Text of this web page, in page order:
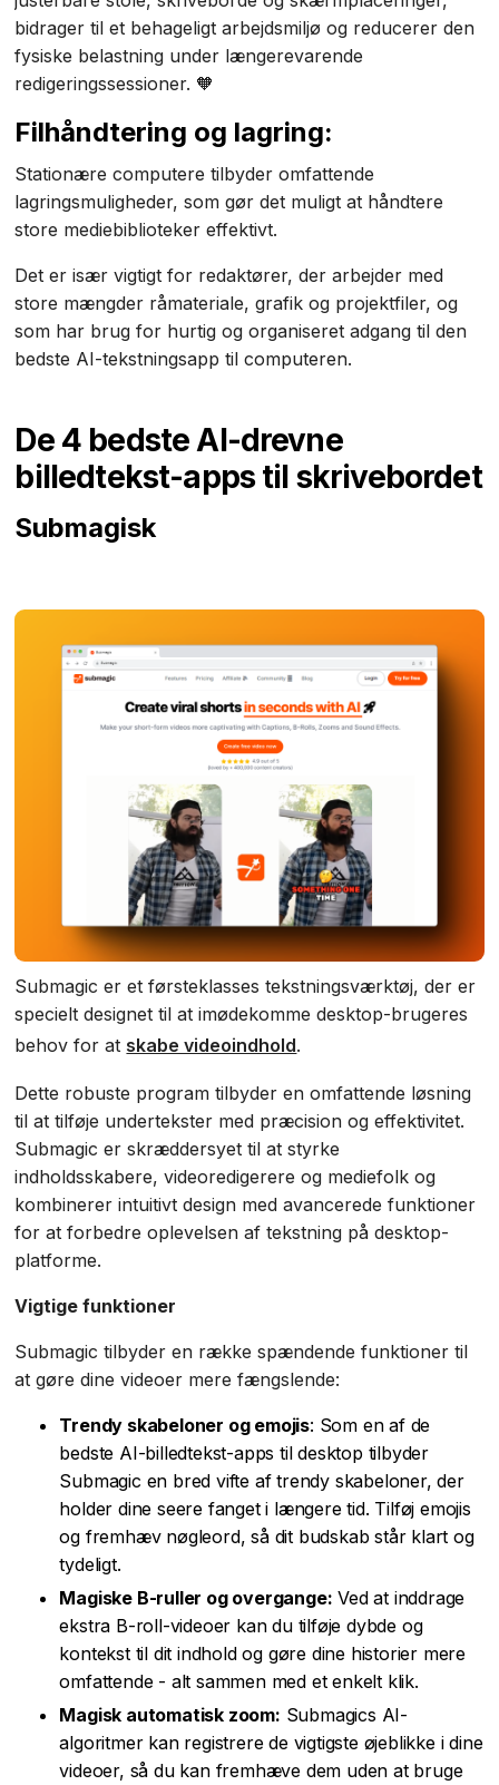
bidrager til et behageligt arbejdsmiljø og reducerer den
fysiske belastning under længerevarende
redigeringssessioner. 🧡
Filhåndtering og lagring:
Stationære computere tilbyder omfattende
lagringsmuligheder, som gør det muligt at håndtere
store mediebiblioteker effektivt.
Det er især vigtigt for redaktører, der arbejder med
store mængder råmateriale, grafik og projektfiler, og
som har brug for hurtig og organiseret adgang til den
bedste AI-tekstningsapp til computeren.
De 4 bedste AI-drevne
billedtekst-apps til skrivebordet
Submagisk
Submagic er et førsteklasses tekstningsværktøj, der er
specielt designet til at imødekomme desktop-brugeres
behov for at skabe videoindhold.
Dette robuste program tilbyder en omfattende løsning
til at tilføje undertekster med præcision og effektivitet.
Submagic er skræddersyet til at styrke
indholdsskabere, videoredigerere og mediefolk og
kombinerer intuitivt design med avancerede funktioner
for at forbedre oplevelsen af tekstning på desktop-
platforme.
Vigtige funktioner
Submagic tilbyder en række spændende funktioner til
at gøre dine videoer mere fængslende:
Trendy skabeloner og emojis: Som en af de
bedste AI-billedtekst-apps til desktop tilbyder
Submagic en bred vifte af trendy skabeloner, der
holder dine seere fanget i længere tid. Tilføj emojis
og fremhæv nøgleord, så dit budskab står klart og
tydeligt.
Magiske B-ruller og overgange: Ved at inddrage
ekstra B-roll-videoer kan du tilføje dybde og
kontekst til dit indhold og gøre dine historier mere
omfattende - alt sammen med et enkelt klik.
Magisk automatisk zoom: Submagics AI-
algoritmer kan registrere de vigtigste øjeblikke i dine
videoer, så du kan fremhæve dem uden at bruge